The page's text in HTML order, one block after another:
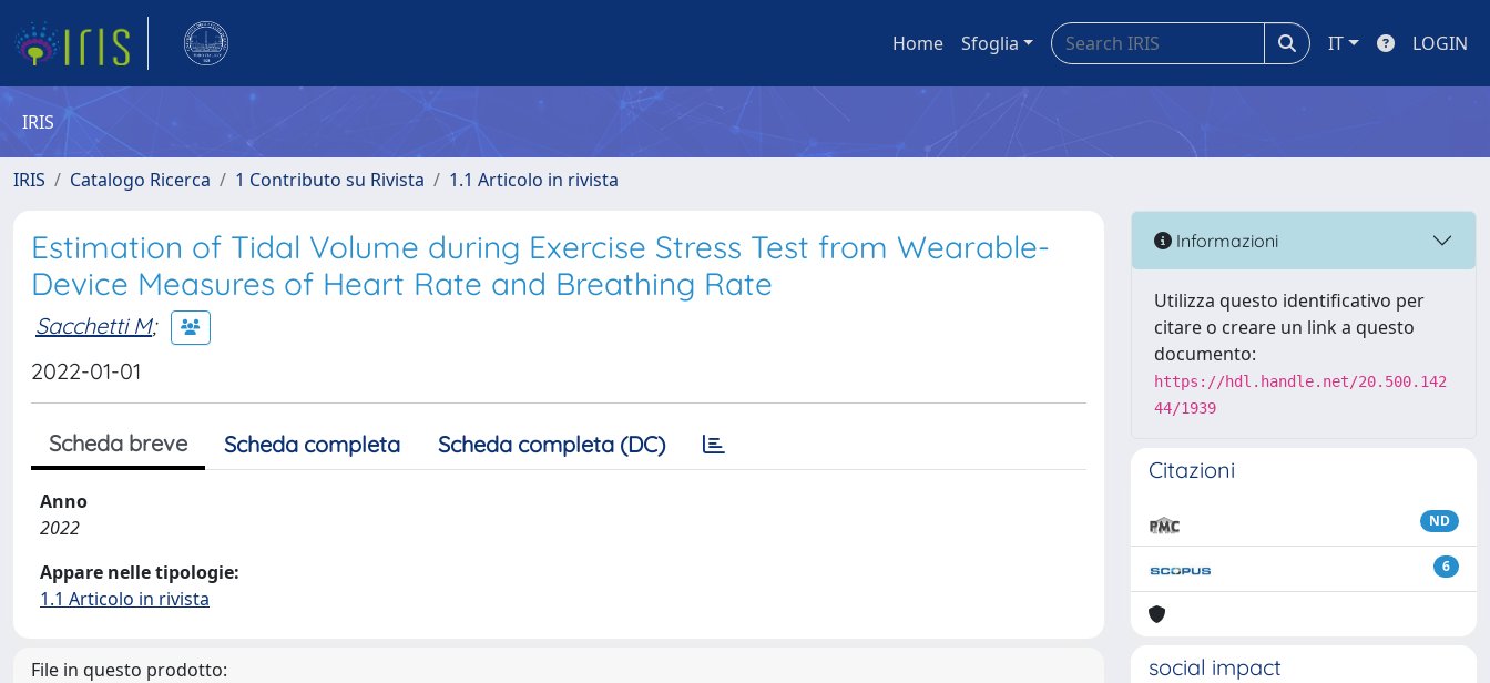
Home Sfoglia IT LOGIN
IRIS
IRIS Catalogo Ricerca 1 Contributo su Rivista 1.1 Articolo in rivista
Estimation of Tidal Volume during Exercise Stress Test from Wearable-
Device Measures of Heart Rate and Breathing Rate
Sacchetti M;
2022-01-01
Scheda breve Scheda completa Scheda completa (DC)
Anno
2022
Appare nelle tipologie:
1.1 Articolo in rivista
File in questo prodotto:
Informazioni
Utilizza questo identificativo per
citare o creare un link a questo
documento:
https://hdl.handle.net/20.500.142
44/1939
Citazioni
ND
6
social impact